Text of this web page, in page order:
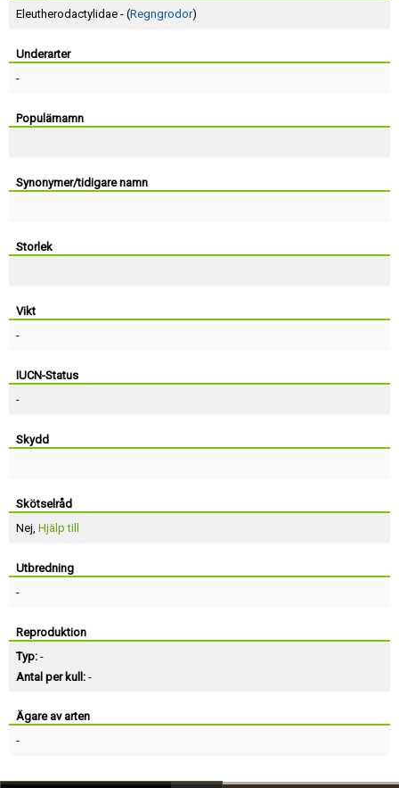
Eleutherodactylidae - (Regngrodor)
Underarter
-
Populärnamn
Synonymer/tidigare namn
Storlek
Vikt
-
IUCN-Status
-
Skydd
Skötselråd
Nej, Hjälp till
Utbredning
-
Reproduktion
Typ: -
Antal per kull: -
Ägare av arten
-